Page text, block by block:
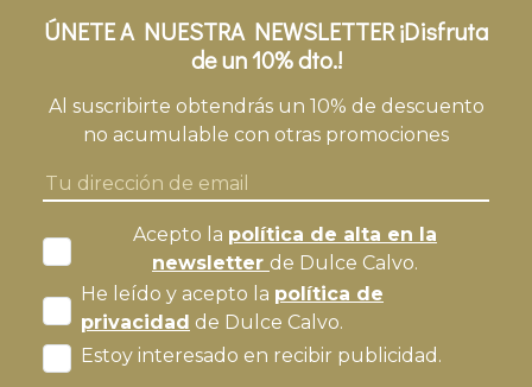
ÚNETE A NUESTRA NEWSLETTER ¡Disfruta
de un 10% dto.!
Al suscribirte obtendrás un 10% de descuento
no acumulable con otras promociones
Acepto la política de alta en la
newsletter de Dulce Calvo.
He leído y acepto la política de
privacidad de Dulce Calvo.
Estoy interesado en recibir publicidad.